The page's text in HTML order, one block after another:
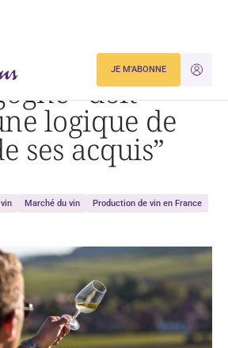
JE
JE M'ABONNE
d’une logique de gestion de ses acquis »
“doit
logique de
ses acquis”
Marché du vin
Production de vin en France